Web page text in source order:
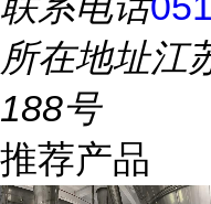
所在地址江
188号
推荐产品